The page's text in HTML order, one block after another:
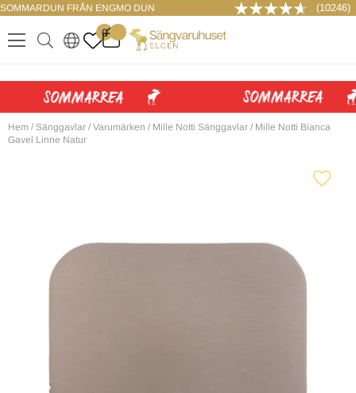
SOMMARDUN FRÅN ENGMO DUN (10246)
.
0
. ..
LOGGA IN
Hem / Sänggavlar / Varumärken / Mille Notti Sänggavlar / Mille Notti Bianca
Gavel Linne Natur